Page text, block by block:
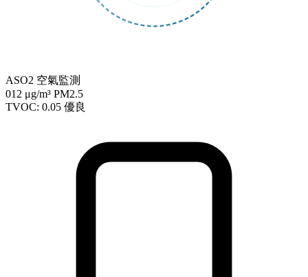
ASO2 空氣監測
012 μg/m³ PM2.5
TVOC: 0.05 優良